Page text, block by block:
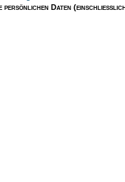
persönlichen Daten